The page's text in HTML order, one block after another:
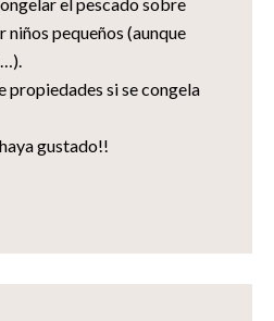
niños pequeños (aunque
propiedades si se congela
gustado!!